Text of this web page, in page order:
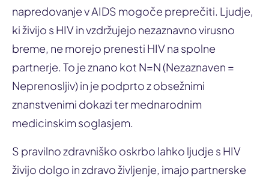
napredovanje v AIDS mogoče preprečiti. Ljudje,
ki živijo s HIV in vzdržujejo nezaznavno virusno
breme, ne morejo prenesti HIV na spolne
partnerje. To je znano kot N=N (Nezaznaven =
Neprenosljiv) in je podprto z obsežnimi
znanstvenimi dokazi ter mednarodnim
medicinskim soglasjem.
S pravilno zdravniško oskrbo lahko ljudje s HIV
živijo dolgo in zdravo življenje, imajo partnerske